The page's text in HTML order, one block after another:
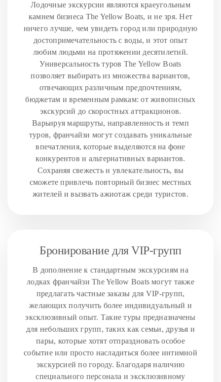
Лодочные экскурсии являются краеугольным
камнем бизнеса The Yellow Boats, и не зря. Нет
ничего лучше, чем увидеть город или природную
достопримечательность с воды, и этот опыт
любим людьми на протяжении десятилетий.
Универсальность туров The Yellow Boats
позволяет выбирать из множества вариантов,
отвечающих различным предпочтениям,
бюджетам и временным рамкам: от живописных
экскурсий до скоростных аттракционов.
Варьируя маршруты, направленность и темп
туров, франчайзи могут создавать уникальные
впечатления, которые выделяются на фоне
конкурентов и альтернативных вариантов.
Сохраняя свежесть и увлекательность, вы
сможете привлечь повторный бизнес местных
жителей и вызвать ажиотаж среди туристов.
Бронирование для VIP-групп
В дополнение к стандартным экскурсиям на
лодках франчайзи The Yellow Boats могут также
предлагать частные заказы для VIP-групп,
желающих получить более индивидуальный и
эксклюзивный опыт. Такие туры предназначены
для небольших групп, таких как семьи, друзья и
пары, которые хотят отпраздновать особое
событие или просто насладиться более интимной
экскурсией по городу. Благодаря наличию
специального персонала и эксклюзивному